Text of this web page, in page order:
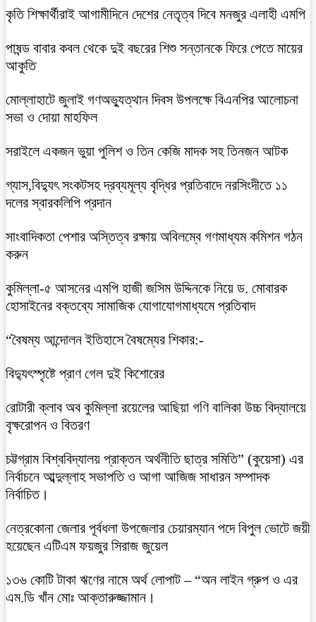
কৃতি শিক্ষার্থীরাই আগামীদিনে দেশের নেতৃত্ব দিবে মনজুর এলাহী এমপি
পাষন্ড বাবার কবল থেকে দুই বছরের শিশু সন্তানকে ফিরে পেতে মায়ের
আকুতি
মোল্লাহাটে জুলাই গণঅভ্যুত্থান দিবস উপলক্ষে বিএনপির আলোচনা
সভা ও দোয়া মাহফিল
সরাইলে একজন ভুয়া পুলিশ ও তিন কেজি মাদক সহ তিনজন আটক
গ্যাস,বিদ্যুৎ সংকটসহ দ্রব্যমূল্য বৃদ্ধির প্রতিবাদে নরসিংদীতে ১১
দলের স্বারকলিপি প্রদান
সাংবাদিকতা পেশার অস্তিত্ব রক্ষায় অবিলম্বে গণমাধ্যম কমিশন গঠন
করুন
কুমিল্লা-৫ আসনের এমপি হাজী জসিম উদ্দিনকে নিয়ে ড. মোবারক
হোসাইনের বক্তব্যে সামাজিক যোগাযোগমাধ্যমে প্রতিবাদ
“বৈষম্য আন্দোলন ইতিহাসে বৈষম্যের শিকার:-
বিদ্যুৎস্পৃষ্টে প্রাণ গেল দুই কিশোরের
রোটারী ক্লাব অব কুমিল্লা রয়েলের আছিয়া গণি বালিকা উচ্চ বিদ্যালয়ে
বৃক্ষরোপন ও বিতরণ
চট্টগ্রাম বিশ্ববিদ্যালয় প্রাক্তন অর্থনীতি ছাত্র সমিতি” (কুয়েসা) এর
নির্বাচনে আব্দুল্লাহ সভাপতি ও আগা আজিজ সাধারন সম্পাদক
নির্বাচিত।
নেত্রকোনা জেলার পূর্বধলা উপজেলার চেয়ারম্যান পদে বিপুল ভোটে জয়ী
হয়েছেন এটিএম ফয়জুর সিরাজ জুয়েল
১৩৬ কোটি টাকা ঋণের নামে অর্থ লোপাট – “অন লাইন গ্রুপ ও এর
এম.ডি খাঁন মোঃ আক্তারুজ্জামান।